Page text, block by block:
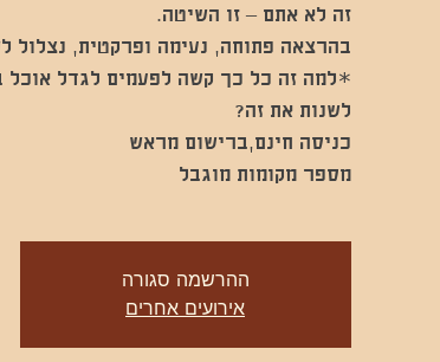
*למה זה כל כך קשה לפעמים לגדל אוכל
מספר מקומות מוגבל
ההרשמה סגורה
אירועים אחרים